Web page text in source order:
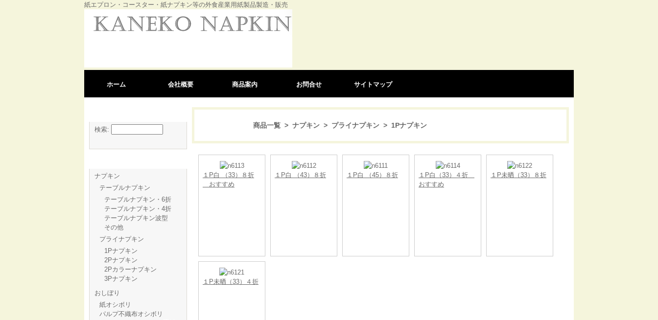
紙エプロン・コースター・紙ナプキン等の外食産業用紙製品製造・販売
ホーム 会社概要 商品案内 お問合せ サイトマップ
商品一覧 > ナプキン > プライナプキン > 1Pナプキン
１P白 （33）８折
おすすめ
１P白 （43）８折 １P白 （45）８折
１P白（33）４折
おすすめ
１P未晒（33）８折
１P未晒（33）４折
検索:
ナプキン
テーブルナプキン
テーブルナプキン・6折
テーブルナプキン・4折
テーブルナプキン波型
その他
プライナプキン
1Pナプキン
2Pナプキン
2Pカラーナプキン
3Pナプキン
おしぼり
紙オシボリ
パルプ不織布オシボリ